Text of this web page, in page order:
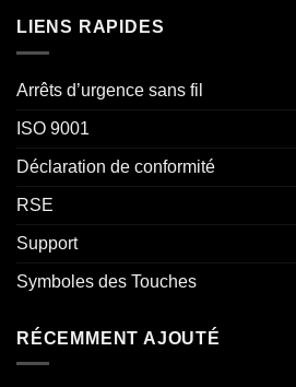
LIENS RAPIDES
Arrêts d’urgence sans fil
ISO 9001
Déclaration de conformité
RSE
Support
Symboles des Touches
RÉCEMMENT AJOUTÉ